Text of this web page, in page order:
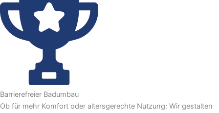
Barrierefreier Badumbau
Ob für mehr Komfort oder altersgerechte Nutzung: Wir gestalten